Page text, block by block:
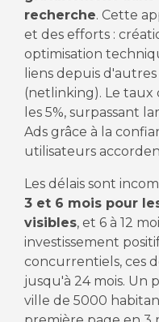
recherche. Cette
et des efforts :
optimisation
liens depuis
(netlinking). Le taux
les 5%, surpassant
Ads grâce à la
utilisateurs
Les délais sont
3 et 6 mois pour
visibles, et 6 à 12
investissement
concurrentiels, ces
jusqu'à 24 mois. Un
ville de 5000